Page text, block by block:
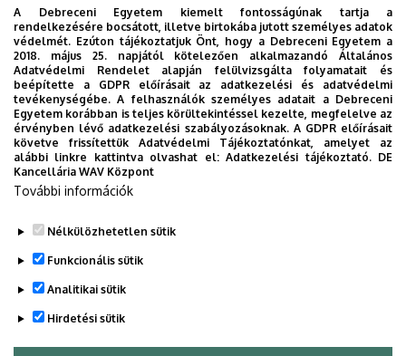
Vadon Lehel : Az amerikai irodalom és
irodalomtudomány bibliográfiája Magyarországon
2000-ig.I.-II. III.kötet ( Akadémiai Kiadó)
Kép a könyvbemutatóról: Sarbu Aladár (ELTE,
Budapest), Virágos Zsolt (DE, Debrecen), Vadon
Lehel (EKF, Eger), kissé a háttérben: Abádi Nagy
Zoltán (DE, Debrecen), és Magay Tamás, aki
bemutatja a kétnyelvű szótárt (MTA
Legutóbbi frissítés: 2023. 06. 08. 11:03
A Debreceni Egyetem kiemelt fontosságúnak tartja a
rendelkezésére bocsátott, illetve birtokába jutott személyes adatok
védelmét. Ezúton tájékoztatjuk Önt, hogy a Debreceni Egyetem a
2018. május 25. napjától kötelezően alkalmazandó Általános
Adatvédelmi Rendelet alapján felülvizsgálta folyamatait és
beépítette a GDPR előírásait az adatkezelési és adatvédelmi
tevékenységébe. A felhasználók személyes adatait a Debreceni
Egyetem korábban is teljes körültekintéssel kezelte, megfelelve az
érvényben lévő adatkezelési szabályozásoknak. A GDPR előírásait
követve frissítettük Adatvédelmi Tájékoztatónkat, amelyet az
alábbi linkre kattintva olvashat el:Adatkezelési tájékoztató. DE
Kancellária WAV Központ
További információk
Nélkülözhetetlen sütik
Funkcionális sütik
Analitikai sütik
Hirdetési sütik